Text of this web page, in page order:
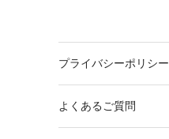
プライバシーポリシー
よくあるご質問